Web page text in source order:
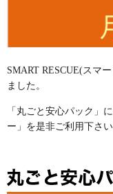
SMART RESCUE(スマ
ました。
「丸ごと安心パック」
ー」を是非ご利用下さい